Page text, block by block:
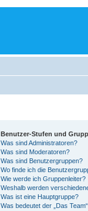
Benutzer-Stufen und
Was sind Administratoren?
Was sind Moderatoren?
Was sind Benutzergruppen?
Wo finde ich die
Wie werde ich Gruppenleiter?
Weshalb werden
Was ist eine Hauptgruppe?
Was bedeutet der „Das